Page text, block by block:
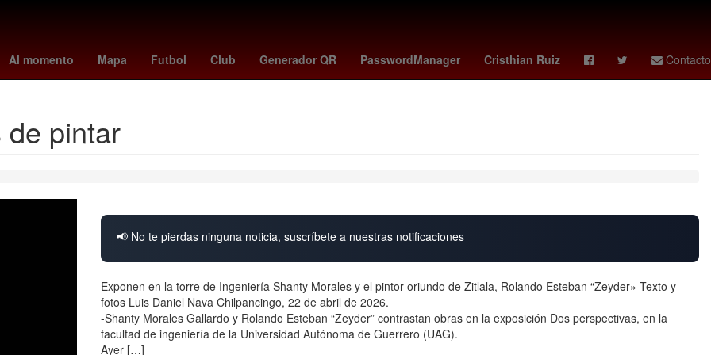
Al momento Mapa Futbol Club Generador QR PasswordManager Cristhian Ruiz Contacto
Paredes mariners - giants sorteo mayor lotería nacional Cholo Simeone Melania Trump Zinedine Zidane Maluma
de pintar
📢 No te pierdas ninguna noticia, suscríbete a nuestras notificaciones
Exponen en la torre de Ingeniería Shanty Morales y el pintor oriundo de Zitlala, Rolando Esteban “Zeyder» Texto y
fotos Luis Daniel Nava Chilpancingo, 22 de abril de 2026.
-Shanty Morales Gallardo y Rolando Esteban “Zeyder” contrastan obras en la exposición Dos perspectivas, en la
facultad de ingeniería de la Universidad Autónoma de Guerrero (UAG).
Ayer […]